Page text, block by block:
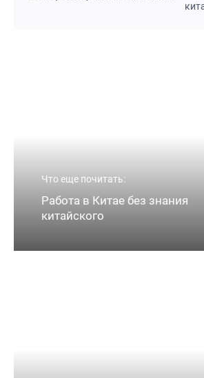
Что еще почитать:
Работа в Китае без знания
китайского